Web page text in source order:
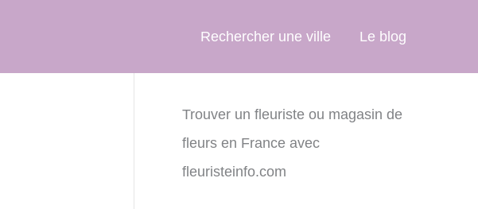
Rechercher une ville Le blog
Trouver un fleuriste ou magasin de
fleurs en France avec
fleuristeinfo.com